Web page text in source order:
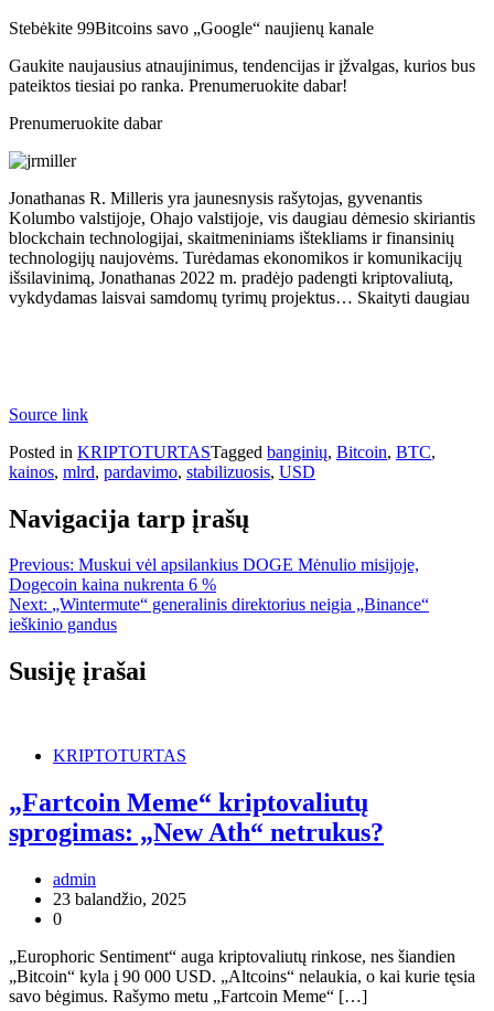
Stebėkite 99Bitcoins savo „Google“ naujienų kanale
Gaukite naujausius atnaujinimus, tendencijas ir įžvalgas, kurios bus
pateiktos tiesiai po ranka. Prenumeruokite dabar!
Prenumeruokite dabar
Jonathanas R. Milleris yra jaunesnysis rašytojas, gyvenantis
Kolumbo valstijoje, Ohajo valstijoje, vis daugiau dėmesio skiriantis
blockchain technologijai, skaitmeniniams ištekliams ir finansinių
technologijų naujovėms. Turėdamas ekonomikos ir komunikacijų
išsilavinimą, Jonathanas 2022 m. pradėjo padengti kriptovaliutą,
vykdydamas laisvai samdomų tyrimų projektus… Skaityti daugiau
Source link
Posted in KRIPTOTURTASTagged banginių, Bitcoin, BTC,
kainos, mlrd, pardavimo, stabilizuosis, USD
Navigacija tarp įrašų
Previous: Muskui vėl apsilankius DOGE Mėnulio misijoje,
Dogecoin kaina nukrenta 6 %
Next: „Wintermute“ generalinis direktorius neigia „Binance“
ieškinio gandus
Susiję įrašai
KRIPTOTURTAS
„Fartcoin Meme“ kriptovaliutų
sprogimas: „New Ath“ netrukus?
admin
23 balandžio, 2025
0
„Europhoric Sentiment“ auga kriptovaliutų rinkose, nes šiandien
„Bitcoin“ kyla į 90 000 USD. „Altcoins“ nelaukia, o kai kurie tęsia
savo bėgimus. Rašymo metu „Fartcoin Meme“ […]